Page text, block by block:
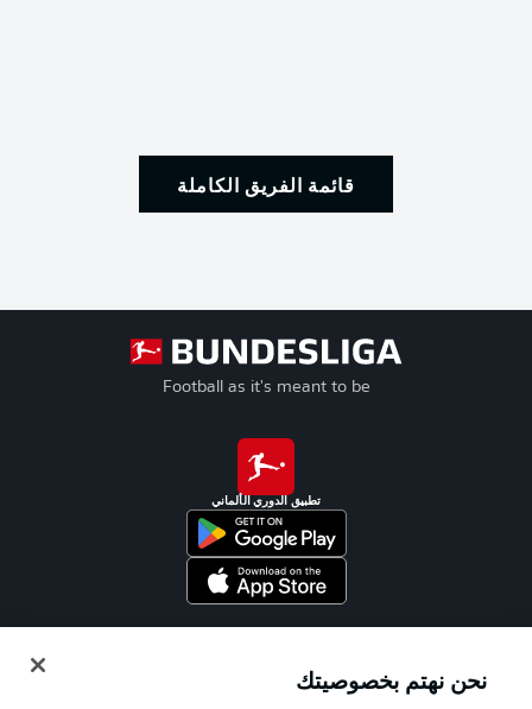
قائمة الفريق الكاملة
Football as it's meant to be
تطبيق الدوري الألماني
نحن نهتم بخصوصيتك